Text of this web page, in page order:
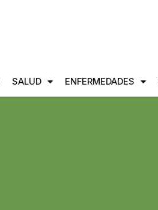
SALUD ENFERMEDADES